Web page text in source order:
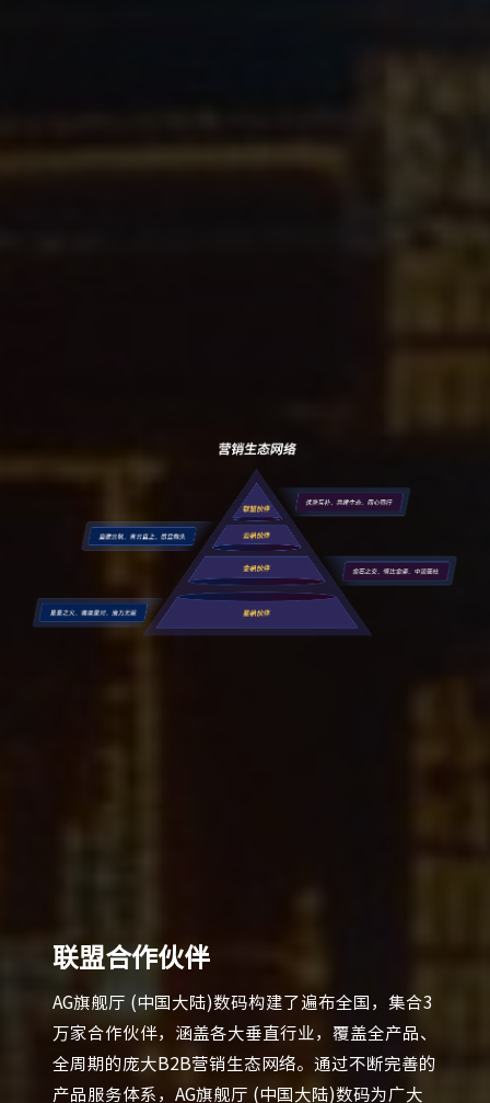
联盟合作伙伴
AG旗舰厅 (中国大陆)数码构建了遍布全国，集合3
万家合作伙伴，涵盖各大垂直行业，覆盖全产品、
全周期的庞大B2B营销生态网络。通过不断完善的
产品服务体系，AG旗舰厅 (中国大陆)数码为广大